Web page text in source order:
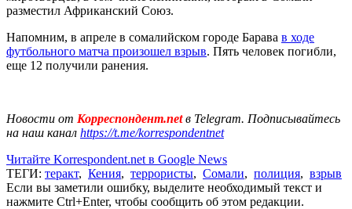
разместил Африканский Союз.
Напомним, в апреле в сомалийском городе Барава в ходе
футбольного матча произошел взрыв. Пять человек погибли,
еще 12 получили ранения.
Новости от Корреспондент.netв Telegram. Подписывайтесь
на наш канал https://t.me/korrespondentnet
Читайте Korrespondent.net в Google News
ТЕГИ: теракт, Кения, террористы, Сомали, полиция, взрыв
Если вы заметили ошибку, выделите необходимый текст и
нажмите Ctrl+Enter, чтобы сообщить об этом редакции.